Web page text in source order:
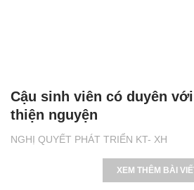
NGHỊ QUYẾT PHÁT TRIỂN KT- XH
Cậu sinh viên có duyên
thiện nguyện
XEM THÊM BÀI